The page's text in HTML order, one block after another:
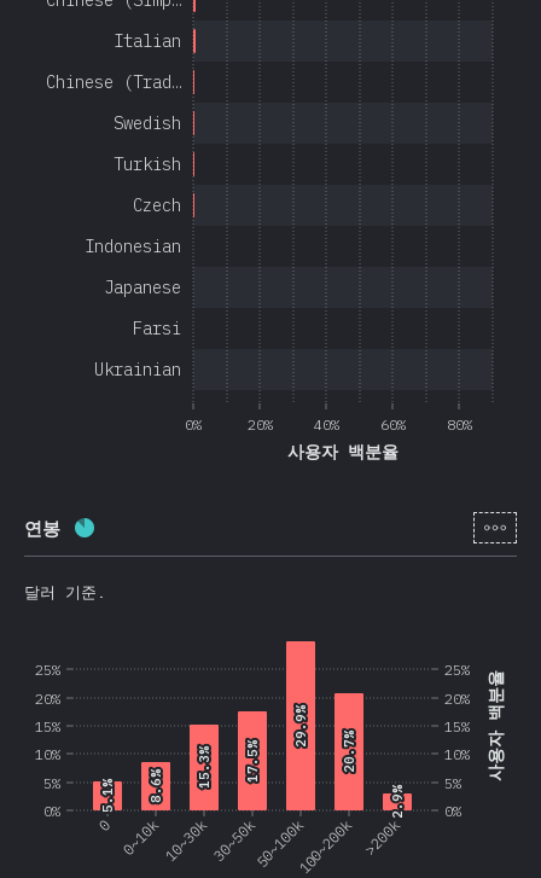
0% 20% 40% 60% 80%
사용자 백분율
Ukrainian
Farsi
Japanese
Indonesian
Czech
Turkish
Swedish
Chinese (Trad…
Italian
연봉 완료율: [ko-
달러 기준.
0%
5%
10%
15%
20%
25%
사용자 백분율
0 0~10k10~30k30~50k50~100k100~200k >200k
0%
5%
10%
15%
20%
25%
5.1%
5.1% 8.6%
8.6% 15.3%
15.3% 17.5%
17.5%
29.9%
29.9%
20.7%
20.7%
2.9%
2.9%